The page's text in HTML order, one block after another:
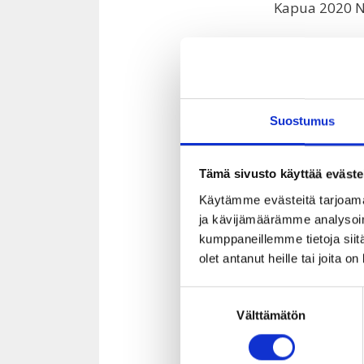
Suostumus
Tämä sivusto käyttää
Käytämme evästeitä
ja kävijämäärämme
kumppaneillemme tietoja
olet antanut heille tai joita
Välttämätön
Kapua 2020
kanssa
Vaikeinta on
jotka
– ja juuri nyt,
suurempi”,
tiimin
yhteensä 17
työtä lapsi-
sisältää mm.